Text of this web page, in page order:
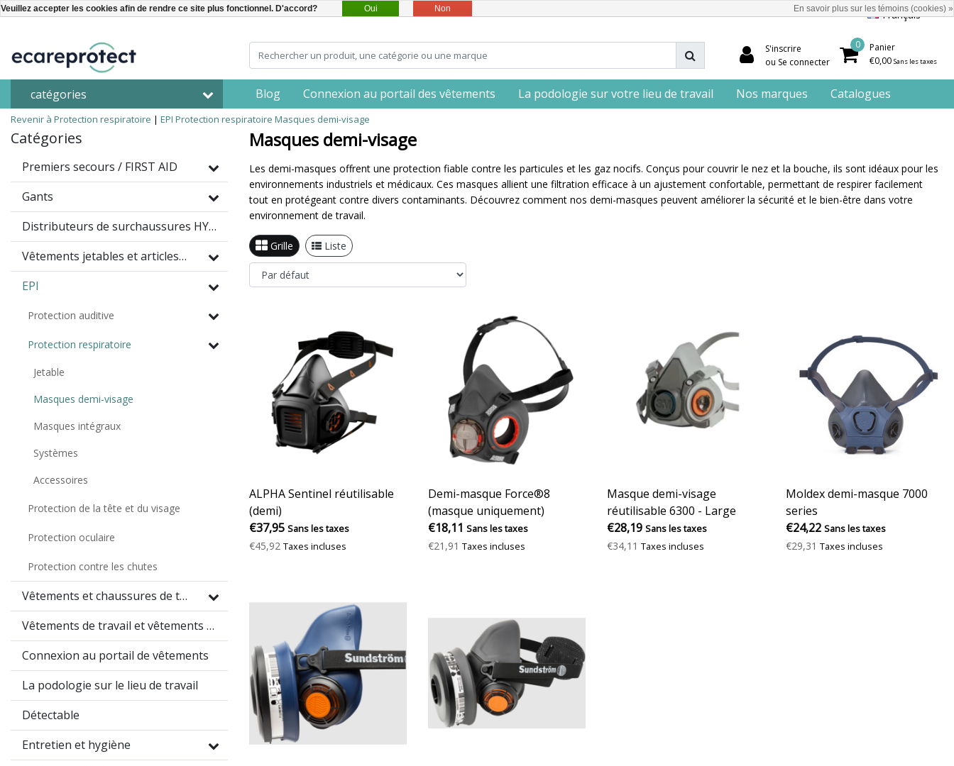
Français
S'inscrire
ou Se connecter
0
Panier
€0,00 Sans les taxes
catégories Blog Connexion au portail des vêtements La podologie sur votre lieu de travail Nos marques Catalogues
Revenir à Protection respiratoire | EPI Protection respiratoire Masques demi-visage
Catégories
Premiers secours / FIRST AID
Gants
Distributeurs de surchaussures HYGOMAT
Vêtements jetables et articles à usage unique
EPI
Protection auditive
Protection respiratoire
Jetable
Masques demi-visage
Masques intégraux
Systèmes
Accessoires
Protection de la tête et du visage
Protection oculaire
Protection contre les chutes
Vêtements et chaussures de travail
Vêtements de travail et vêtements promotionnels
Connexion au portail de vêtements
La podologie sur le lieu de travail
Détectable
Entretien et hygiène
Masques demi-visage
Les demi-masques offrent une protection fiable contre les particules et les gaz nocifs. Conçus pour couvrir le nez et la bouche, ils sont idéaux pour les
environnements industriels et médicaux. Ces masques allient une filtration efficace à un ajustement confortable, permettant de respirer facilement
tout en protégeant contre divers contaminants. Découvrez comment nos demi-masques peuvent améliorer la sécurité et le bien-être dans votre
environnement de travail.
Grille Liste
ALPHA Sentinel réutilisable
(demi)
€37,95 Sans les taxes
€45,92 Taxes incluses
Demi-masque Force®8
(masque uniquement)
€18,11 Sans les taxes
€21,91 Taxes incluses
Masque demi-visage
réutilisable 6300 - Large
€28,19 Sans les taxes
€34,11 Taxes incluses
Moldex demi-masque 7000
series
€24,22 Sans les taxes
€29,31 Taxes incluses
Veuillez accepter les cookies afin de rendre ce site plus fonctionnel. D'accord? Oui Non En savoir plus sur les témoins (cookies) »